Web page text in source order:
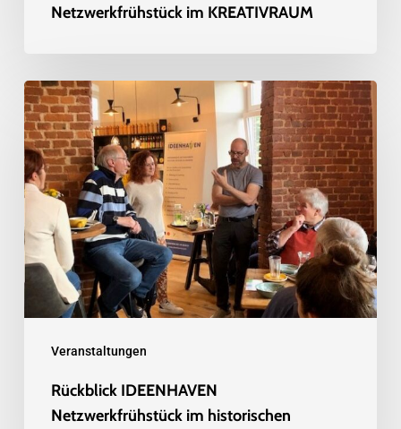
Netzwerkfrühstück im KREATIVRAUM
Veranstaltungen
Rückblick
IDEENHAVEN
Netzwerkfrühstück
im
historischen
Cuxhavener
Wasserturm
Rückblick IDEENHAVEN
Netzwerkfrühstück im historischen